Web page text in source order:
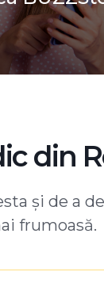
din
și de a
frumoasă.